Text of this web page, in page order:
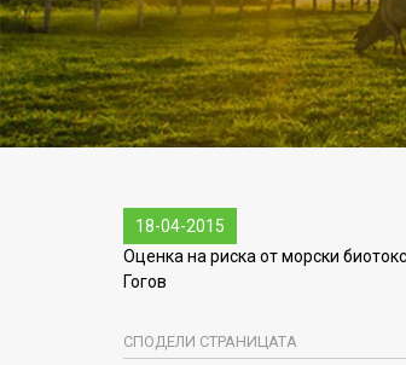
18-04-2015
Оценка на риска от морски
Гогов
СПОДЕЛИ СТРАНИЦАТА